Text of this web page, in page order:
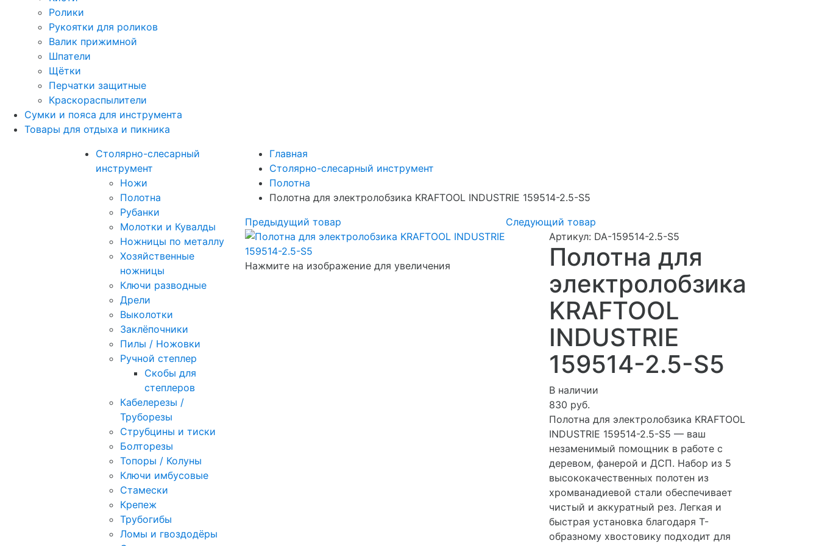
Ролики
Рукоятки для роликов
Валик прижимной
Шпатели
Щётки
Перчатки защитные
Краскораспылители
Сумки и пояса для инструмента
Товары для отдыха и пикника
Столярно-слесарный
инструмент
Ножи
Полотна
Рубанки
Молотки и Кувалды
Ножницы по металлу
Хозяйственные
ножницы
Ключи разводные
Дрели
Выколотки
Заклёпочники
Пилы / Ножовки
Ручной степлер
Скобы для
степлеров
Кабелерезы /
Труборезы
Струбцины и тиски
Болторезы
Топоры / Колуны
Ключи имбусовые
Стамески
Крепеж
Трубогибы
Ломы и гвоздодёры
Главная
Столярно-слесарный инструмент
Полотна
Полотна для электролобзика KRAFTOOL INDUSTRIE 159514-2.5-S5
Предыдущий товар
Следующий товар
Нажмите на изображение для увеличения
Артикул: DA-159514-2.5-S5
Полотна для
электролобзика
KRAFTOOL
INDUSTRIE
159514-2.5-S5
В наличии
830 руб.
Полотна для электролобзика KRAFTOOL
INDUSTRIE 159514-2.5-S5 — ваш
незаменимый помощник в работе с
деревом, фанерой и ДСП. Набор из 5
высококачественных полотен из
хромванадиевой стали обеспечивает
чистый и аккуратный рез. Легкая и
быстрая установка благодаря Т-
образному хвостовику подходит для